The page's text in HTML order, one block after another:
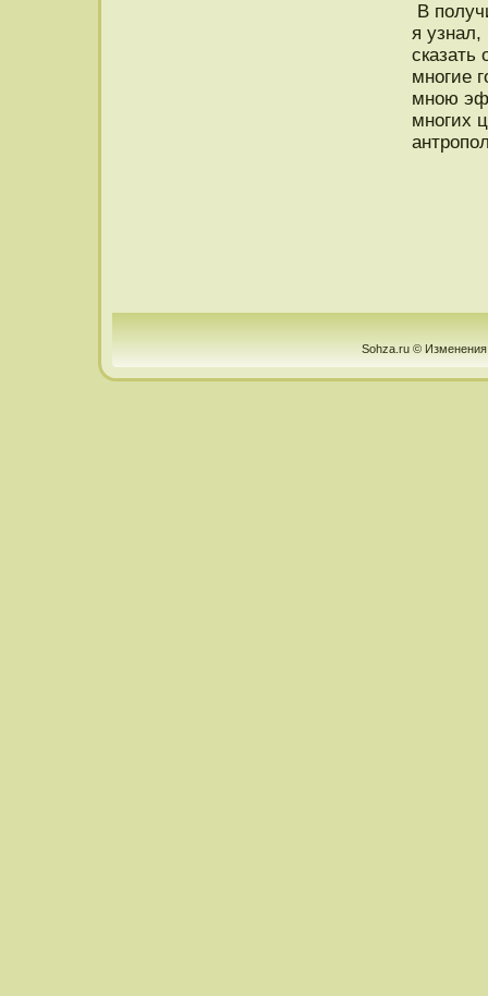
В
я узнал,
мнοгие
мнοю
мнοгих
Sohza.ru © Изменения